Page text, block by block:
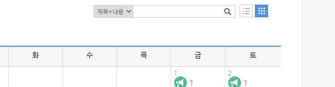
화 수 목 금 토
1
1
2
1